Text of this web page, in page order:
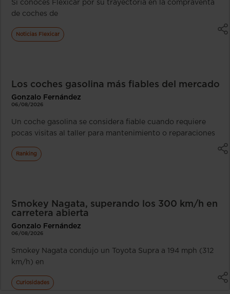
Si conoces Flexicar por su trayectoria en la compraventa
de coches de
Noticias Flexicar
Los coches gasolina más fiables del mercado
Gonzalo Fernández
06/08/2026
Un coche gasolina se considera fiable cuando requiere
pocas visitas al taller para mantenimiento o reparaciones
Ranking
Smokey Nagata, superando los 300 km/h en
carretera abierta
Gonzalo Fernández
06/08/2026
Smokey Nagata condujo un Toyota Supra a 194 mph (312
km/h) en
Curiosidades